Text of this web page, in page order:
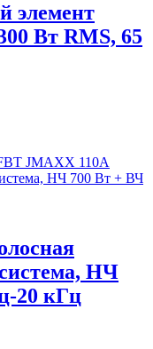
элемент
Вт RMS, 65
НЧ
20 кГц